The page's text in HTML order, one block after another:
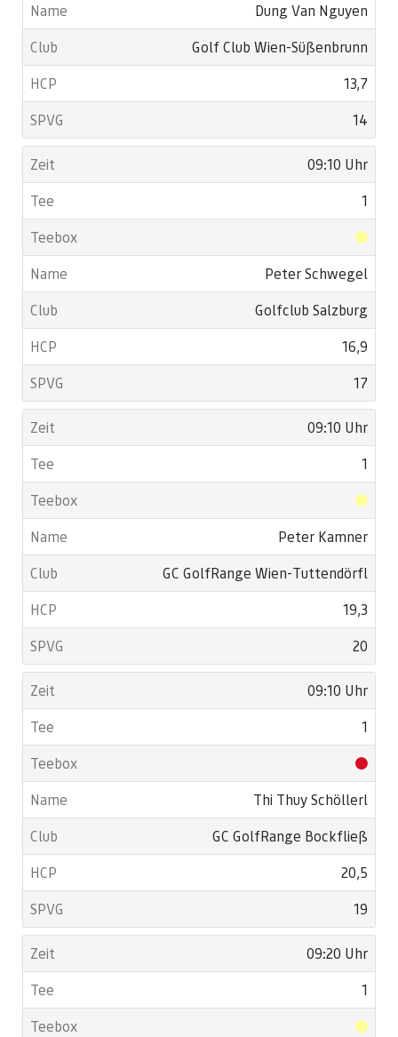
Dung Van Nguyen
Golf Club Wien-Süßenbrunn
13,7
14
09:10 Uhr
1
Peter Schwegel
Golfclub Salzburg
16,9
17
09:10 Uhr
1
Peter Kamner
GC GolfRange Wien-Tuttendörfl
19,3
20
09:10 Uhr
1
Thi Thuy Schöllerl
GC GolfRange Bockfließ
20,5
19
09:20 Uhr
1